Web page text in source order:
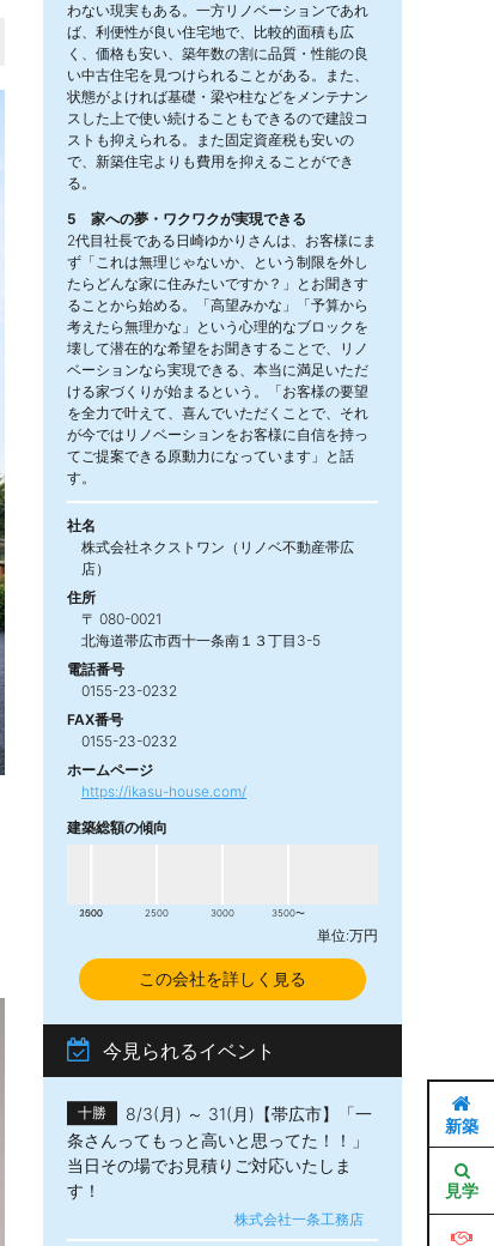
わない現実もある。一方リノベーションであれ
ば、利便性が良い住宅地で、比較的面積も広
く、価格も安い、築年数の割に品質・性能の良
い中古住宅を見つけられることがある。また、
状態がよければ基礎・梁や柱などをメンテナン
スした上で使い続けることもできるので建設コ
ストも抑えられる。また固定資産税も安いの
で、新築住宅よりも費用を抑えることができ
る。
5 家への夢・ワクワクが実現できる
2代目社長である日崎ゆかりさんは、お客様にま
ず「これは無理じゃないか、という制限を外し
たらどんな家に住みたいですか？」とお聞きす
ることから始める。「高望みかな」「予算から
考えたら無理かな」という心理的なブロックを
壊して潜在的な希望をお聞きすることで、リノ
ベーションなら実現できる、本当に満足いただ
ける家づくりが始まるという。「お客様の要望
を全力で叶えて、喜んでいただくことで、それ
が今ではリノベーションをお客様に自信を持っ
てご提案できる原動力になっています」と話
す。
社名
株式会社ネクストワン（リノベ不動産帯広
店）
住所
〒 080-0021
北海道帯広市西十一条南１３丁目3-5
電話番号
0155-23-0232
FAX番号
0155-23-0232
ホームページ
https://ikasu-house.com/
建築総額の傾向
1500
2000 2500 3000 3500〜
単位:万円
この会社を詳しく見る
今見られるイベント
十勝
8/3(月) ～ 31(月)【帯広市】「一
条さんってもっと高いと思ってた！！」
当日その場でお見積りご対応いたしま
す！
株式会社一条工務店
新築
見学